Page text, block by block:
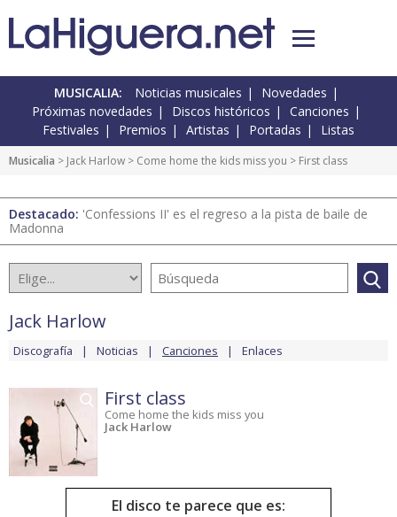
MUSICALIA: Noticias musicales
Novedades
Próximas novedades
Discos históricos
Canciones
Festivales
Premios Artistas Portadas Listas
Musicalia > Jack Harlow > Come home the kids miss you > First class
Destacado: 'Confessions II' es el regreso a la pista de baile de
Madonna
Jack Harlow
Discografía Noticias Canciones Enlaces
First class
Come home the kids miss you
Jack Harlow
El disco te parece que es: